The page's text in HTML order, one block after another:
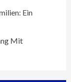
Ein
Mit